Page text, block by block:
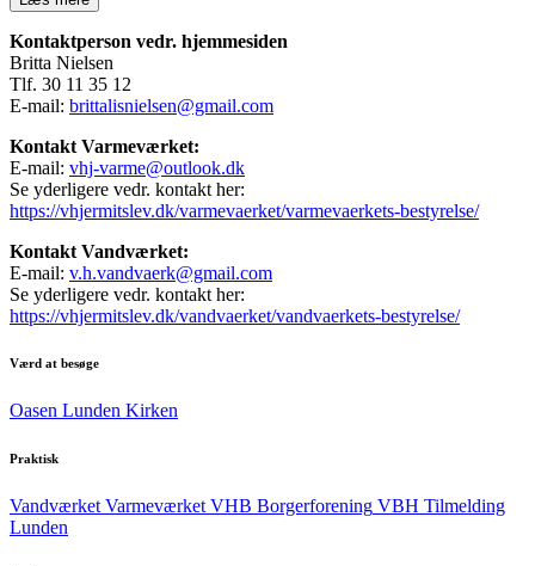
Kontaktperson vedr. hjemmesiden
Britta Nielsen
Tlf. 30 11 35 12
E-mail: brittalisnielsen@gmail.com
Kontakt Varmeværket:
E-mail: vhj-varme@outlook.dk
Se yderligere vedr. kontakt her:
https://vhjermitslev.dk/varmevaerket/varmevaerkets-bestyrelse/
Kontakt Vandværket:
E-mail: v.h.vandvaerk@gmail.com
Se yderligere vedr. kontakt her:
https://vhjermitslev.dk/vandvaerket/vandvaerkets-bestyrelse/
Værd at besøge
Oasen Lunden Kirken
Praktisk
Vandværket Varmeværket VHB Borgerforening VBH Tilmelding
Lunden